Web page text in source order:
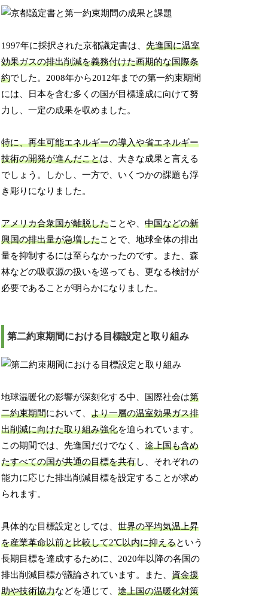
1997年に採択された京都議定書は、先進国に温室
効果ガスの排出削減を義務付けた画期的な国際条
約でした。2008年から2012年までの第一約束期間
には、日本を含む多くの国が目標達成に向けて努
力し、一定の成果を収めました。
特に、再生可能エネルギーの導入や省エネルギー
技術の開発が進んだことは、大きな成果と言える
でしょう。しかし、一方で、いくつかの課題も浮
き彫りになりました。
アメリカ合衆国が離脱したことや、中国などの新
興国の排出量が急増したことで、地球全体の排出
量を抑制するには至らなかったのです。また、森
林などの吸収源の扱いを巡っても、更なる検討が
必要であることが明らかになりました。
第二約束期間における目標設定と取り組み
地球温暖化の影響が深刻化する中、国際社会は第
二約束期間において、より一層の温室効果ガス排
出削減に向けた取り組み強化を迫られています。
この期間では、先進国だけでなく、途上国も含め
たすべての国が共通の目標を共有し、それぞれの
能力に応じた排出削減目標を設定することが求め
られます。
具体的な目標設定としては、世界の平均気温上昇
を産業革命以前と比較して2℃以内に抑えるという
長期目標を達成するために、2020年以降の各国の
排出削減目標が議論されています。また、資金援
助や技術協力などを通じて、途上国の温暖化対策